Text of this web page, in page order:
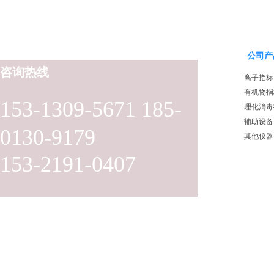
153-1309-5671 185-
0130-9179
153-2191-0407
咨询热线
公司
离子指标
有机物
理化消
辅助设备
其他仪器